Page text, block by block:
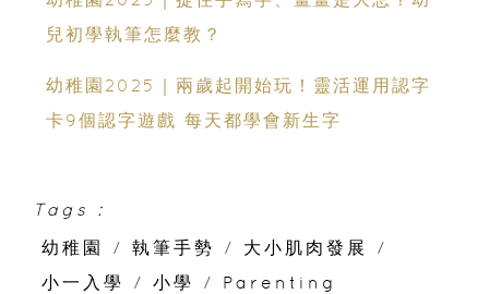
兒初學執筆怎麼教？
幼稚園2025｜兩歲起開始玩！靈活運用認字
卡9個認字遊戲 每天都學會新生字
Tags :
幼稚園
/ 執筆手勢 / 大小肌肉發展
/
小一入學
/ 小學 / Parenting